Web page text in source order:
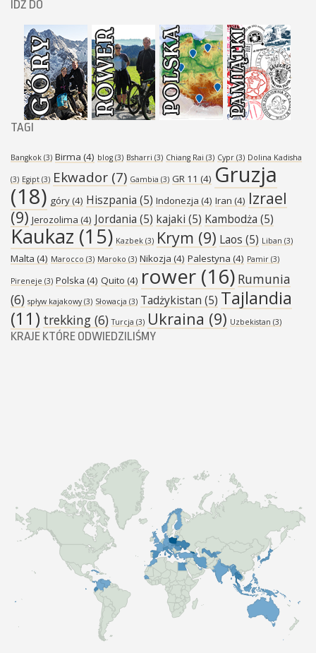
IDŹ DO
TAGI
Bangkok (3) Birma (4) blog (3) Bsharri (3) Chiang Rai (3) Cypr (3) Dolina Kadisha
(3) Egipt (3) Ekwador (7) Gambia (3) GR 11 (4) Gruzja
(18) góry(4) Hiszpania (5) Indonezja (4) Iran (4) Izrael
(9) Jerozolima (4) Jordania (5) kajaki (5) Kambodża (5)
Kaukaz (15) Kazbek (3) Krym (9) Laos (5) Liban (3)
Malta (4) Marocco (3) Maroko (3) Nikozja (4) Palestyna (4) Pamir (3)
Pireneje (3) Polska (4) Quito (4) rower (16) Rumunia
(6) spływ kajakowy(3) Słowacja (3) Tadżykistan (5) Tajlandia
(11) trekking (6) Turcja (3) Ukraina (9) Uzbekistan (3)
KRAJE KTÓRE ODWIEDZILIŚMY